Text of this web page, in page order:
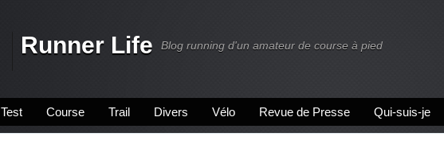
Runner Life Blog running d'un amateur de course à pied
Test Course Trail Divers Vélo Revue de Presse Qui-suis-je